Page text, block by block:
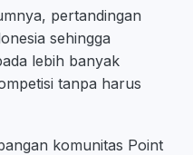
pertandingan
sehingga
lebih banyak
tanpa harus
komunitas Point